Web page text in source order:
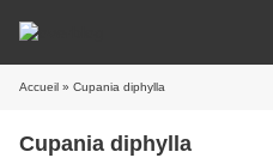
Accueil » Cupania diphylla
Cupania diphylla